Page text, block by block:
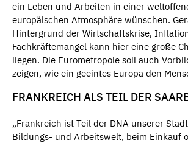
ein Leben und Arbeiten in einer
europäischen Atmosphäre wünschen.
Hintergrund der Wirtschaftskrise,
Fachkräftemangel kann hier eine große
liegen. Die Eurometropole soll auch
zeigen, wie ein geeintes Europa den
FRANKREICH ALS TEIL DER
„Frankreich ist Teil der DNA unserer
Bildungs- und Arbeitswelt, beim Einkauf